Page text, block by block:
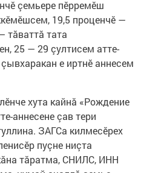
çемьере пӗрремӗш
19,5 проценчӗ —
тăваттă тата
25 — 29 çултисем атте-
е иртнӗ аннесем
хута кайнă «Рождение
аннесене çав тери
ЗАГСа килмесӗрех
пуçне ниçта
тăратма, СНИЛС, ИНН